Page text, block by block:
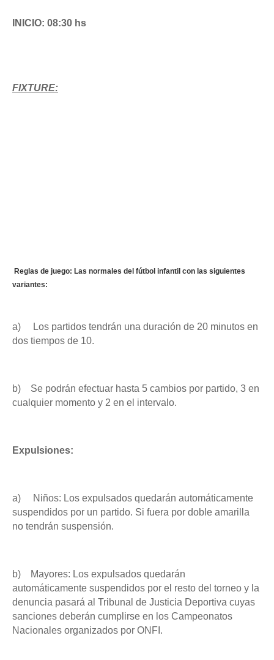
INICIO: 08:30 hs
FIXTURE:
Reglas de juego: Las normales del fútbol infantil con las siguientes
variantes:
a) Los partidos tendrán una duración de 20 minutos en
dos tiempos de 10.
b) Se podrán efectuar hasta 5 cambios por partido, 3 en
cualquier momento y 2 en el intervalo.
Expulsiones:
a) Niños: Los expulsados quedarán automáticamente
suspendidos por un partido. Si fuera por doble amarilla
no tendrán suspensión.
b) Mayores: Los expulsados quedarán
automáticamente suspendidos por el resto del torneo y la
denuncia pasará al Tribunal de Justicia Deportiva cuyas
sanciones deberán cumplirse en los Campeonatos
Nacionales organizados por ONFI.